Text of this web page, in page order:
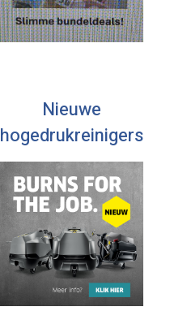
Nieuwe
hogedrukreinigers